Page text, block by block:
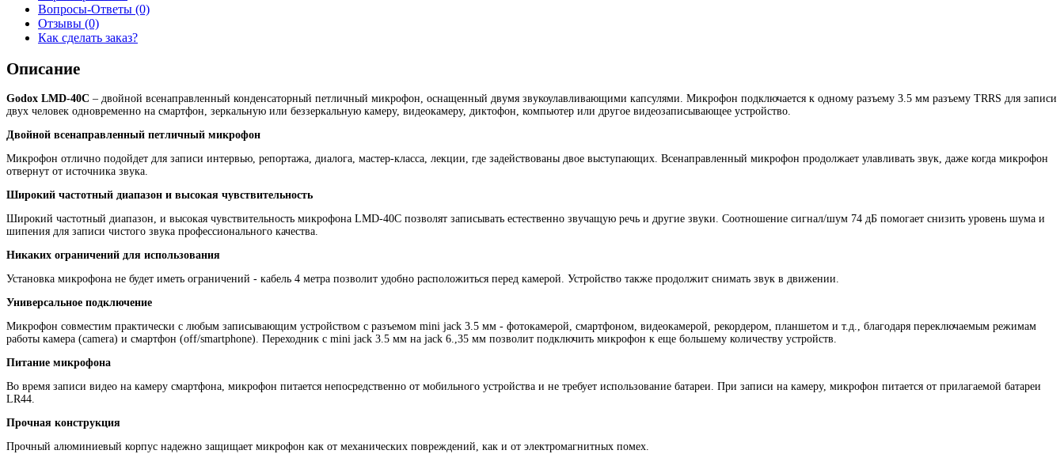
Вопросы-Ответы (0)
Отзывы (0)
Как сделать заказ?
Описание
Godox LMD-40C – двойной всенаправленный конденсаторный петличный микрофон, оснащенный двумя звукоулавливающими капсулями. Микрофон подключается к одному разъему 3.5 мм разъему TRRS для записи
двух человек одновременно на смартфон, зеркальную или беззеркальную камеру, видеокамеру, диктофон, компьютер или другое видеозаписывающее устройство.
Двойной всенаправленный петличный микрофон
Микрофон отлично подойдет для записи интервью, репортажа, диалога, мастер-класса, лекции, где задействованы двое выступающих. Всенаправленный микрофон продолжает улавливать звук, даже когда микрофон
отвернут от источника звука.
Широкий частотный диапазон и высокая чувствительность
Широкий частотный диапазон, и высокая чувствительность микрофона LMD-40C позволят записывать естественно звучащую речь и другие звуки. Соотношение сигнал/шум 74 дБ помогает снизить уровень шума и
шипения для записи чистого звука профессионального качества.
Никаких ограничений для использования
Установка микрофона не будет иметь ограничений - кабель 4 метра позволит удобно расположиться перед камерой. Устройство также продолжит снимать звук в движении.
Универсальное подключение
Микрофон совместим практически с любым записывающим устройством с разъемом mini jack 3.5 мм - фотокамерой, смартфоном, видеокамерой, рекордером, планшетом и т.д., благодаря переключаемым режимам
работы камера (camera) и смартфон (off/smartphone). Переходник с mini jack 3.5 мм на jack 6.,35 мм позволит подключить микрофон к еще большему количеству устройств.
Питание микрофона
Во время записи видео на камеру смартфона, микрофон питается непосредственно от мобильного устройства и не требует использование батареи. При записи на камеру, микрофон питается от прилагаемой батареи
LR44.
Прочная конструкция
Прочный алюминиевый корпус надежно защищает микрофон как от механических повреждений, как и от электромагнитных помех.